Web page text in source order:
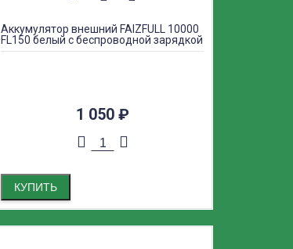
Аккумулятор внешний FAIZFULL 10000
FL150 белый с беспроводной зарядкой
1 050 ₽
КУПИТЬ